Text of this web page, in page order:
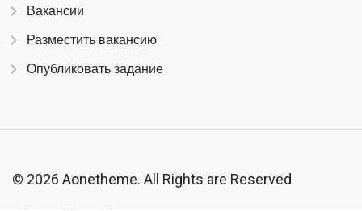
Вакансии
Разместить вакансию
Опубликовать задание
© 2026 Aonetheme. All Rights are Reserved